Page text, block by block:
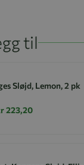
til
Sløjd, Lemon, 2 pk
223,20